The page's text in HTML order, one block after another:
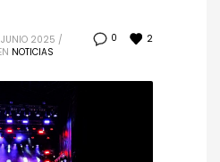
0 2
JUNIO 2025 /
NOTICIAS